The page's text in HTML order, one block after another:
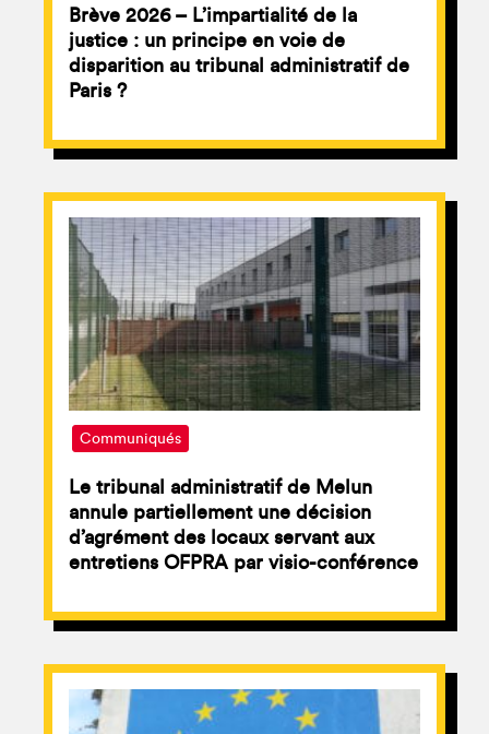
Brève 2026 – L’impartialité de la
justice : un principe en voie de
disparition au tribunal administratif de
Paris ?
Communiqués
Le tribunal administratif de Melun
annule partiellement une décision
d’agrément des locaux servant aux
entretiens OFPRA par visio-conférence